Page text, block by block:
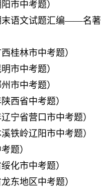
市中考题）
末语文试题汇编——名著
桂林市中考题）
市中考题）
市中考题）
西省中考题）
宁省营口市中考题）
铁岭辽阳市中考题）
题）
化市中考题）
东地区中考题）